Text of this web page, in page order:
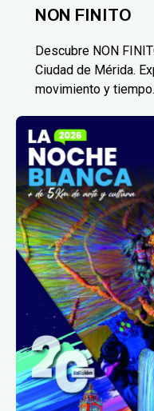
NON FINITO
Descubre NON
Ciudad de Mérida.
movimiento y tiempo.